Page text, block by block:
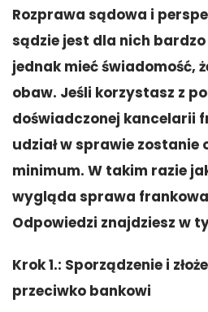
Rozprawa sądowa i
sądzie jest dla nich
jednak mieć świadomość,
obaw. Jeśli korzystasz z
doświadczonej kancelarii
udział w sprawie zostanie
minimum. W takim razie
wygląda sprawa
Odpowiedzi znajdziesz w
Krok 1.: Sporządzenie i
przeciwko bankowi